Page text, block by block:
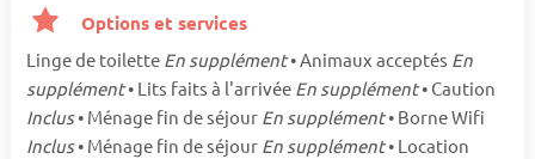
Options et services
Linge de toilette En supplément• Animaux acceptés En
supplément• Lits faits à l'arrivée En supplément• Caution
Inclus• Ménage fin de séjour En supplément• Borne Wifi
Inclus• Ménage fin de séjour En supplément• Location